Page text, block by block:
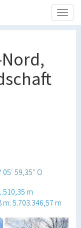
05′ 59,35″ O
m
m: 5.703.346,57 m